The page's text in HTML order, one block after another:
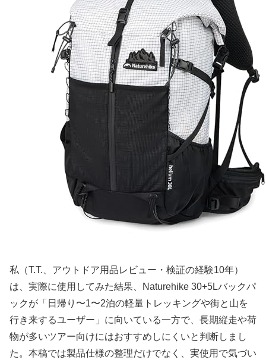
私（T.T.、アウトドア用品レビュー・検証の経験10年）
は、実際に使用してみた結果、Naturehike 30+5Lバックパ
ックが「日帰り〜1〜2泊の軽量トレッキングや街と山を
行き来するユーザー」に向いている一方で、長期縦走や荷
物が多いツアー向けにはおすすめしにくいと判断しまし
た。本稿では製品仕様の整理だけでなく、実使用で気づい